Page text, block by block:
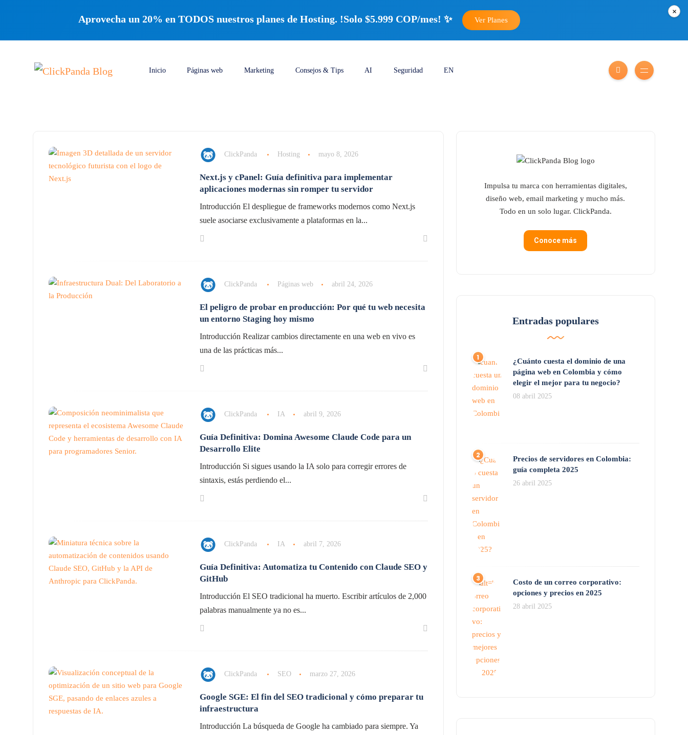
×
Aprovecha un 20% en TODOS nuestros planes de Hosting. !Solo $5.999 COP/mes! ✨ Ver Planes
Inicio Páginas web Marketing Consejos & Tips AI Seguridad EN
ClickPanda Hosting mayo 8, 2026
Next.js y cPanel: Guía definitiva para implementar
aplicaciones modernas sin romper tu servidor
Introducción El despliegue de frameworks modernos como Next.js
suele asociarse exclusivamente a plataformas en la...
ClickPanda Páginas web abril 24, 2026
El peligro de probar en producción: Por qué tu web necesita
un entorno Staging hoy mismo
Introducción Realizar cambios directamente en una web en vivo es
una de las prácticas más...
ClickPanda IA abril 9, 2026
Guía Definitiva: Domina Awesome Claude Code para un
Desarrollo Elite
Introducción Si sigues usando la IA solo para corregir errores de
sintaxis, estás perdiendo el...
ClickPanda IA abril 7, 2026
Guía Definitiva: Automatiza tu Contenido con Claude SEO y
GitHub
Introducción El SEO tradicional ha muerto. Escribir artículos de 2,000
palabras manualmente ya no es...
ClickPanda SEO marzo 27, 2026
Google SGE: El fin del SEO tradicional y cómo preparar tu
infraestructura
Introducción La búsqueda de Google ha cambiado para siempre. Ya
Impulsa tu marca con herramientas digitales,
diseño web, email marketing y mucho más.
Todo en un solo lugar. ClickPanda.
Conoce más
Entradas populares
¿Cuánto cuesta el dominio de una
página web en Colombia y cómo
elegir el mejor para tu negocio?
08 abril 2025
Precios de servidores en Colombia:
guía completa 2025
26 abril 2025
Costo de un correo corporativo:
opciones y precios en 2025
28 abril 2025